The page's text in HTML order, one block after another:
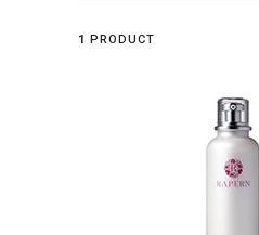
1 PRODUCT